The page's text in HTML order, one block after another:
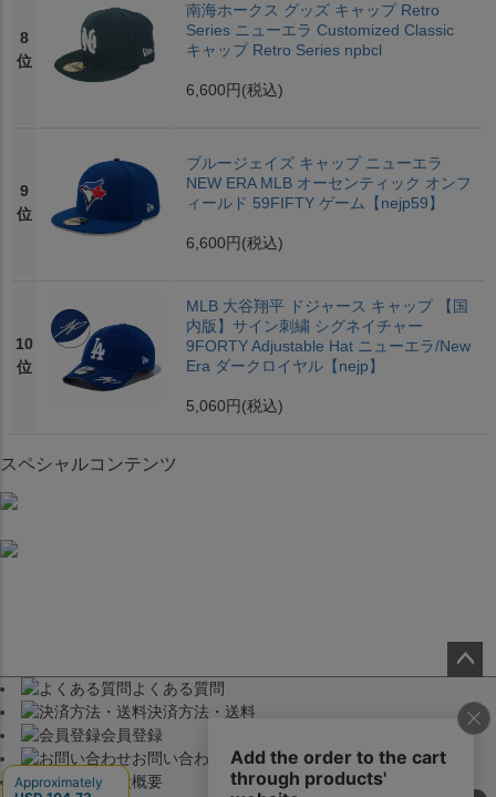
8
位
南海ホークス グッズ キャップ Retro
Series ニューエラ Customized Classic
キャップ Retro Series npbcl
6,600円 (税込)
9
位
ブルージェイズ キャップ ニューエラ
NEW ERA MLB オーセンティック オンフ
ィールド 59FIFTY ゲーム【nejp59】
6,600円 (税込)
10
位
MLB 大谷翔平 ドジャース キャップ 【国
内版】サイン刺繍 シグネイチャー
9FORTY Adjustable Hat ニューエラ/New
Era ダークロイヤル【nejp】
5,060円 (税込)
スペシャルコンテンツ
ジト
ップ
よくある質問
決済方法・送料
会員登録
お問い合わせ
会社概要